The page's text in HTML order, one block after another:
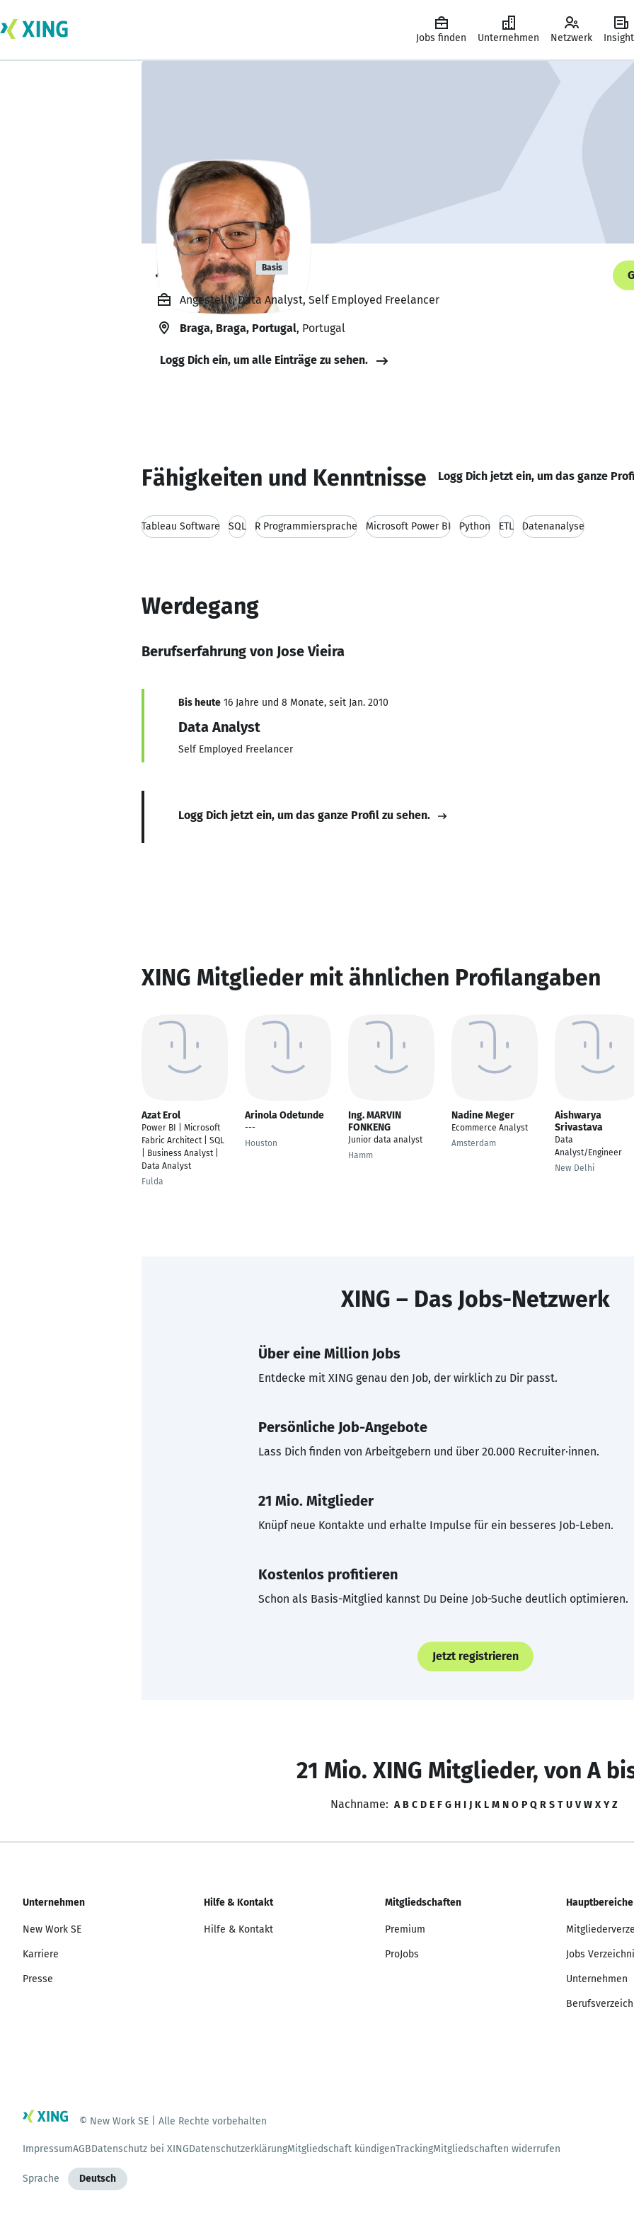
Jobs finden Unternehmen Netzwerk
Jose Vieira Basis
Angestellt, Data Analyst, Self Employed Freelancer
Braga, Braga, Portugal, Portugal
Logg Dich ein, um alle Einträge zu sehen.
Fähigkeiten und Kenntnisse Logg Dich jetzt ein, um das ganze
Tableau Software SQL R Programmiersprache Microsoft Power BI Python ETL Datenanalyse
Werdegang
Berufserfahrung von Jose Vieira
Bis heute 16 Jahre und 8 Monate, seit Jan. 2010
Data Analyst
Self Employed Freelancer
Logg Dich jetzt ein, um das ganze Profil zu sehen.
XING Mitglieder mit ähnlichen Profilangaben
Azat Erol
Power BI | Microsoft
Fabric Architect | SQL
| Business Analyst |
Data Analyst
Fulda
Arinola Odetunde
---
Houston
Ing. MARVIN
FONKENG
Junior data analyst
Hamm
Nadine Meger
Ecommerce Analyst
Amsterdam
Aishwarya
Srivastava
Data
Analyst/Engineer
New Delhi
XING – Das Jobs-Netzwerk
Über eine Million Jobs
Entdecke mit XING genau den Job, der wirklich zu Dir passt.
Persönliche Job-Angebote
Lass Dich finden von Arbeitgebern und über 20.000 Recruiter·innen.
21 Mio. Mitglieder
Knüpf neue Kontakte und erhalte Impulse für ein besseres Job-Leben.
Kostenlos profitieren
Schon als Basis-Mitglied kannst Du Deine Job-Suche deutlich optimieren.
Jetzt registrieren
21 Mio. XING Mitglieder, von A
Nachname: A B C D E F G H I J K L M N O P Q R S T U V W X Y Z
Unternehmen
New Work SE
Karriere
Presse
Hilfe & Kontakt
Hilfe & Kontakt
Mitgliedschaften
Premium
ProJobs
Hauptbereiche
Jobs
Unternehmen
© New Work SE | Alle Rechte vorbehalten
ImpressumAGBDatenschutz bei XINGDatenschutzerklärungMitgliedschaft kündigenTrackingMitgliedschaften widerrufen
Sprache Deutsch